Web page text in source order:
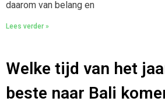
daarom van belang en
Lees verder »
Welke tijd van het
beste naar Bali